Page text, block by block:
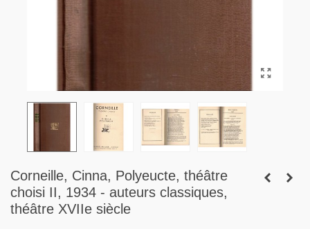
Corneille, Cinna, Polyeucte, théâtre
choisi II, 1934 - auteurs classiques,
théâtre XVIIe siècle